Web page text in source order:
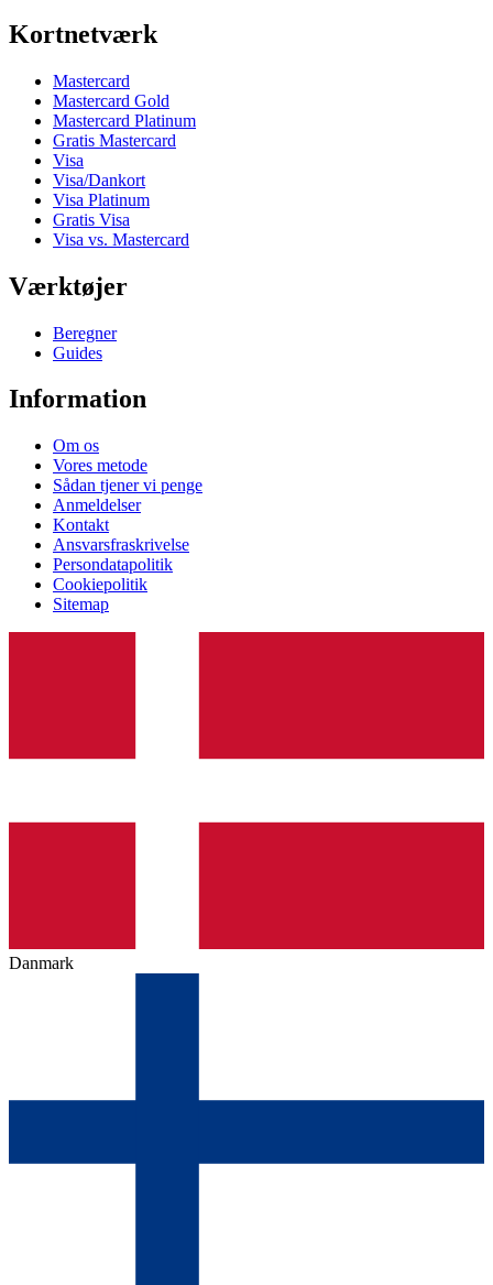
Kortnetværk
Mastercard
Mastercard Gold
Mastercard Platinum
Gratis Mastercard
Visa
Visa/Dankort
Visa Platinum
Gratis Visa
Visa vs. Mastercard
Værktøjer
Beregner
Guides
Information
Om os
Vores metode
Sådan tjener vi penge
Anmeldelser
Kontakt
Ansvarsfraskrivelse
Persondatapolitik
Cookiepolitik
Sitemap
Danmark